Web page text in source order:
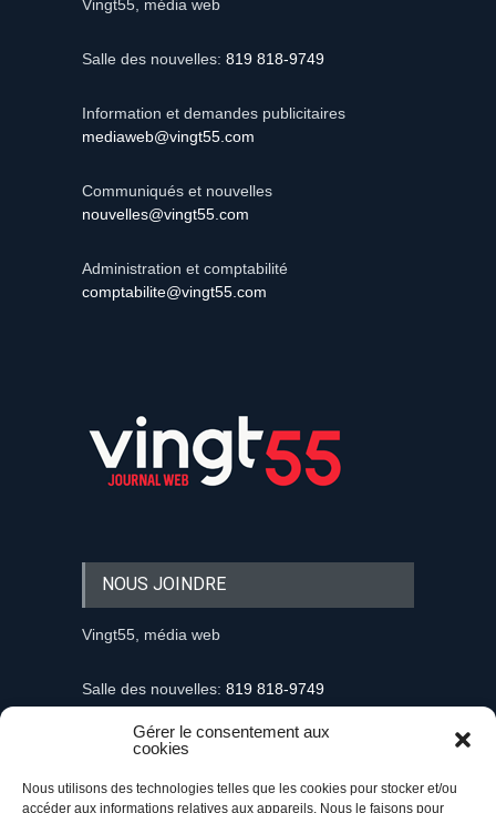
Gérer le consentement aux
cookies
Nous utilisons des technologies telles que les cookies pour stocker et/ou
accéder aux informations relatives aux appareils. Nous le faisons pour
Vingt55, média web
Salle des nouvelles: 819 818-9749
Information et demandes publicitaires
mediaweb@vingt55.com
Communiqués et nouvelles
nouvelles@vingt55.com
Administration et comptabilité
comptabilite@vingt55.com
NOUS JOINDRE
Vingt55, média web
Salle des nouvelles: 819 818-9749
Information et demandes publicitaires